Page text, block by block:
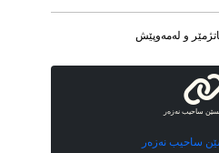
ساحیب نەزەر
ساحیب نەزەر